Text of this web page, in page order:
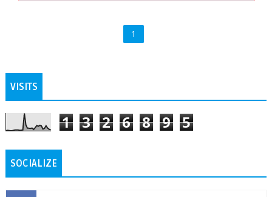
1
VISITS
1 3 2 6 8 9 5
SOCIALIZE